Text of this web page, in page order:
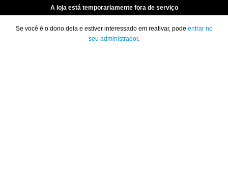
A loja está temporariamente fora de serviço
Se você é o dono dela e estiver interessado em reativar, pode entrar no
seu administrador.